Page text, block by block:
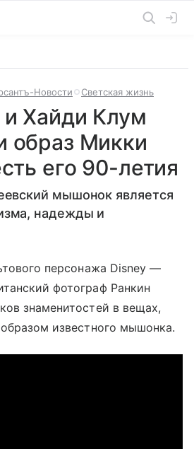
Новости Светская жизнь
Хайди Клум
образ Микки
его 90-летия
мышонок является
надежды и
персонажа Disney —
фотограф Ранкин
знаменитостей в вещах,
известного мышонка.